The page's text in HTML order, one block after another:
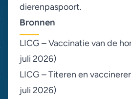
dierenpaspoort.
Bronnen
LICG – Vaccinatie van de
juli 2026)
LICG – Titeren en
juli 2026)